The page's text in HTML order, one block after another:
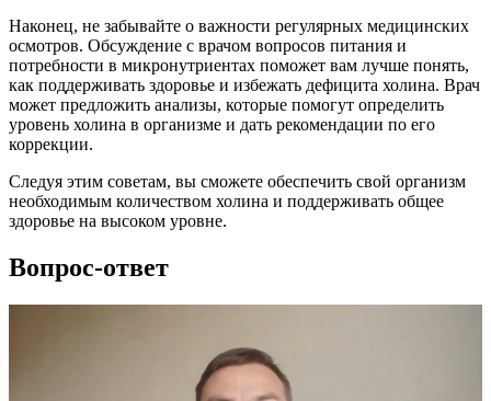
Наконец, не забывайте о важности регулярных медицинских
осмотров. Обсуждение с врачом вопросов питания и
потребности в микронутриентах поможет вам лучше понять,
как поддерживать здоровье и избежать дефицита холина. Врач
может предложить анализы, которые помогут определить
уровень холина в организме и дать рекомендации по его
коррекции.
Следуя этим советам, вы сможете обеспечить свой организм
необходимым количеством холина и поддерживать общее
здоровье на высоком уровне.
Вопрос-ответ